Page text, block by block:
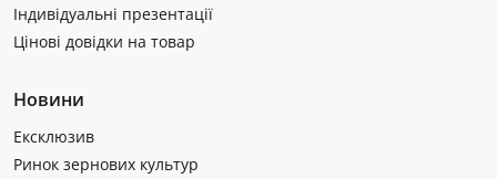
Індивідуальні презентації
Цінові довідки на товар
Новини
Ексклюзив
Ринок зернових культур